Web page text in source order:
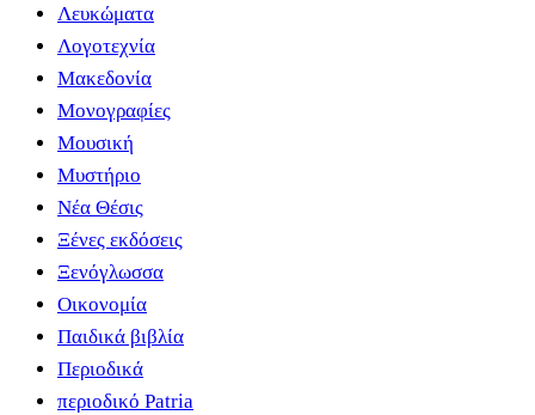
Λευκώματα
Λογοτεχνία
Μακεδονία
Μονογραφίες
Μουσική
Μυστήριο
Νέα Θέσις
Ξένες εκδόσεις
Ξενόγλωσσα
Οικονομία
Παιδικά βιβλία
Περιοδικά
περιοδικό Patria